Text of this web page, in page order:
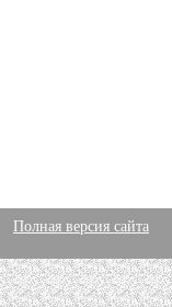
Полная версия сайта